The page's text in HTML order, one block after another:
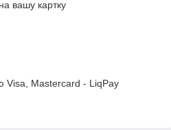
вашу картку
Visa, Mastercard - LiqPay